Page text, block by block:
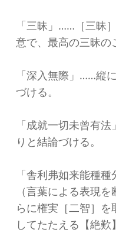
「三昧」……［三昧
意で、最高の三昧の
「深入無際」……縦
づける。
「成就一切未曾有
りと結論づける。
「舎利弗如来能種
（言葉による表現
らに権実［二智］
してたたえる【絶歎